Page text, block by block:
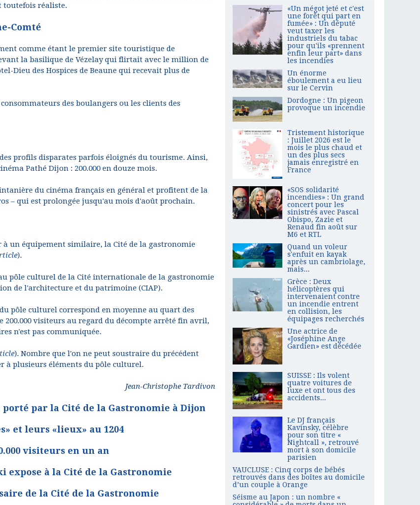
toutefois réaliste.
Comté
comme étant le premier site touristique de
la basilique de Vézelay qui flirtait avec le million de
Dieu des Hospices de Beaune qui recevait plus de
des boulangers ou les clients des
profils disparates parfois éloignés du tourisme. Ainsi,
Pathé Dijon : 200.000 en douze mois.
du cinéma français en général et profitent de la
– qui est prolongée jusqu'au mois d'août prochain.
à un équipement similaire, la Cité de la gastronomie
).
pôle culturel de la Cité internationale de la gastronomie
de l'architecture et du patrimoine (CIAP).
pôle culturel correspond en moyenne au quart des
200.000 visiteurs au regard du décompte arrêté fin avril,
n'est pas communiquée.
). Nombre que l'on ne peut soustraire du précédent
à plusieurs éléments du pôle culturel.
Jean-Christophe Tardivon
par la Cité de la Gastronomie à Dijon
et leurs «lieux» au 1204
visiteurs en un an
expose à la Cité de la Gastronomie
de la Cité de la Gastronomie
«Un mégot jeté et c'est
une forêt qui part en
fumée» : Un député
veut taxer les
industriels du tabac
pour qu'ils «prennent
enfin leur part» dans
les incendies
Un énorme
éboulement a eu lieu
sur le Cervin
Dordogne : Un pigeon
provoque un incendie
Tristement historique
: Juillet 2026 est le
mois le plus chaud et
un des plus secs
jamais enregistré en
France
«SOS solidarité
incendies» : Un grand
concert pour les
sinistrés avec Pascal
Obispo, Zazie et
Renaud fin août sur
M6 et RTL
Quand un voleur
s'enfuit en kayak
après un cambriolage,
mais...
Grèce : Deux
hélicoptères qui
intervenaient contre
un incendie entrent
en collision, les
équipages recherchés
Une actrice de
«Joséphine Ange
Gardien» est décédée
SUISSE : Ils volent
quatre voitures de
luxe et ont tous des
accidents...
Le DJ français
Kavinsky, célèbre
pour son titre «
Nightcall », retrouvé
mort à son domicile
parisien
VAUCLUSE : Cinq corps de bébés
retrouvés dans des boîtes au domicile
d’un couple à Orange
Séisme au Japon : un nombre «